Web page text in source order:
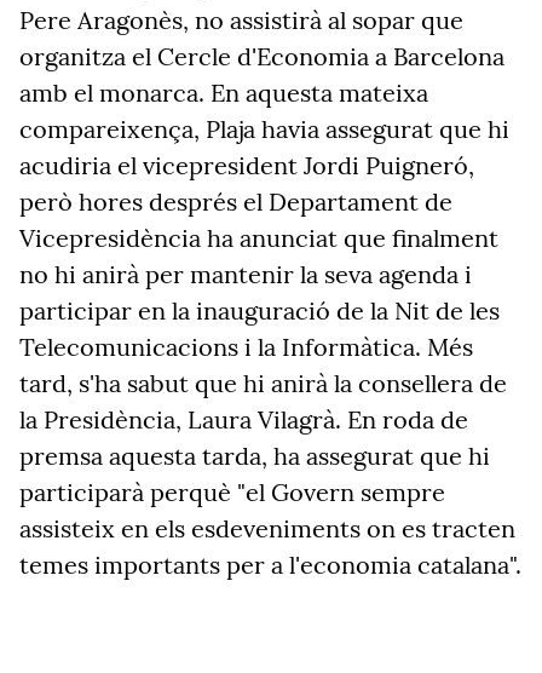
Pere Aragonès, no assistirà al sopar que
organitza el Cercle d'Economia a Barcelona
amb el monarca. En aquesta mateixa
compareixença, Plaja havia assegurat que hi
acudiria el vicepresident Jordi Puigneró,
però hores després el Departament de
Vicepresidència ha anunciat que finalment
no hi anirà per mantenir la seva agenda i
participar en la inauguració de la Nit de les
Telecomunicacions i la Informàtica. Més
tard, s'ha sabut que hi anirà la consellera de
la Presidència, Laura Vilagrà. En roda de
premsa aquesta tarda, ha assegurat que hi
participarà perquè "el Govern sempre
assisteix en els esdeveniments on es tracten
temes importants per a l'economia catalana".